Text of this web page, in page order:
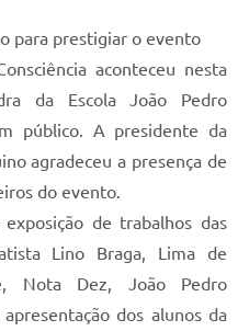
para prestigiar o evento
aconteceu nesta
da Escola João Pedro
público. A presidente da
agradeceu a presença de
do evento.
de trabalhos das
Lino Braga, Lima de
Nota Dez, João Pedro
dos alunos da